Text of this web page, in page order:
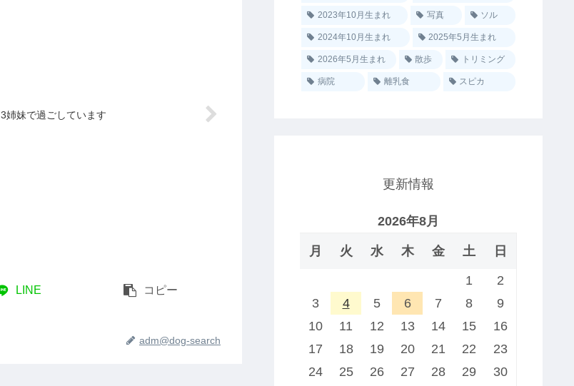
3姉妹で過ごしています
LINE コピー
adm@dog-search
2023年10月生まれ 写真 ソル
2024年10月生まれ 2025年5月生まれ
2026年5月生まれ 散歩 トリミング
病院 離乳食 スピカ
更新情報
2026年8月
月 火 水 木 金 土 日
1
2
3
4 5 6 7 8
9
10
11 12 13 14 15
16
17
18 19 20 21 22
23
24
25 26 27 28 29
30